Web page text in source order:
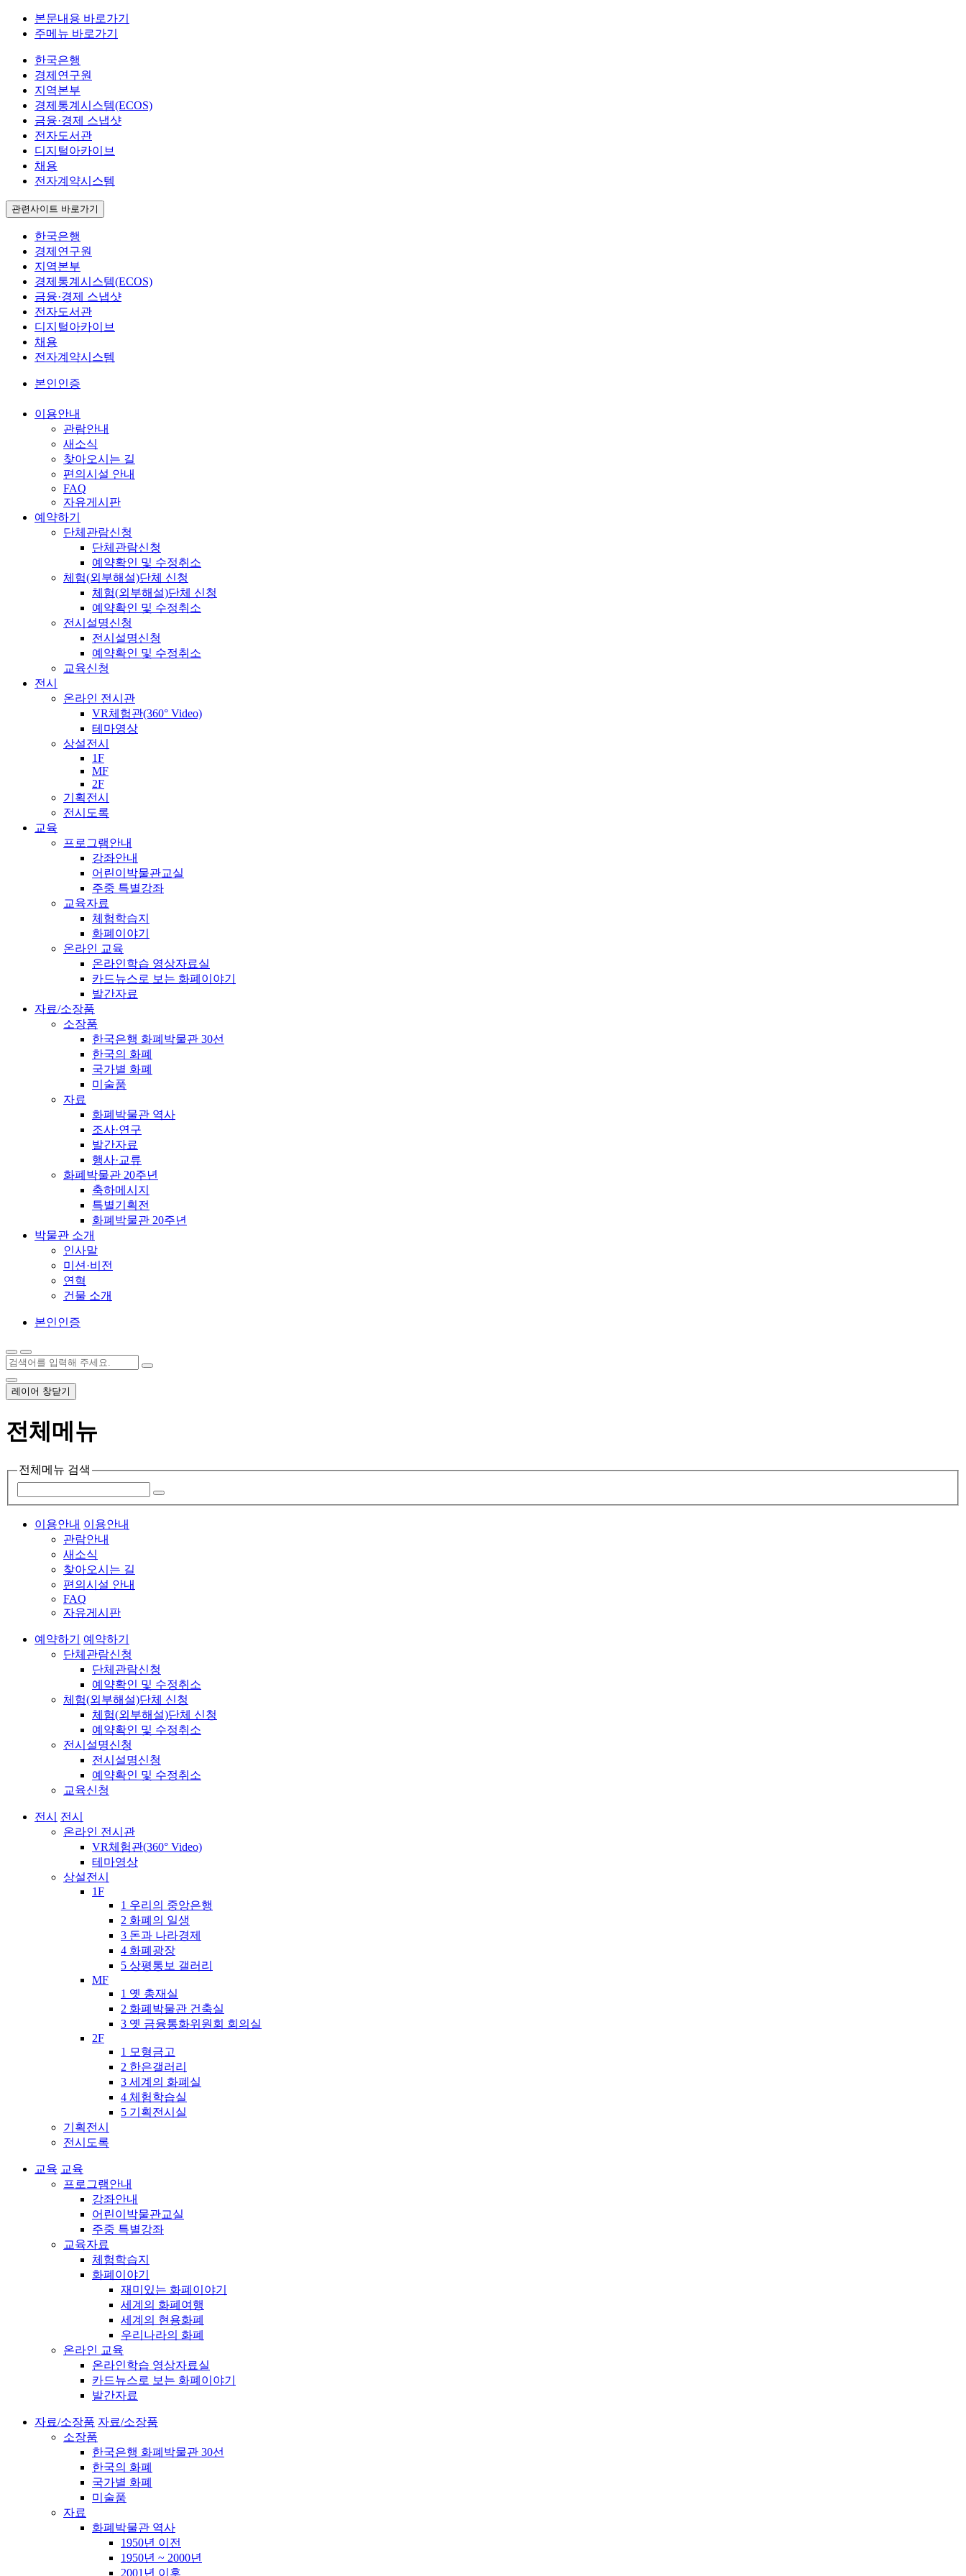
본문내용 바로가기
주메뉴 바로가기
한국은행
경제연구원
지역본부
경제통계시스템(ECOS)
금융·경제 스냅샷
전자도서관
디지털아카이브
채용
전자계약시스템
관련사이트 바로가기
한국은행
경제연구원
지역본부
경제통계시스템(ECOS)
금융·경제 스냅샷
전자도서관
디지털아카이브
채용
전자계약시스템
본인인증
이용안내
관람안내
새소식
찾아오시는 길
편의시설 안내
FAQ
자유게시판
예약하기
단체관람신청
단체관람신청
예약확인 및 수정취소
체험(외부해설)단체 신청
체험(외부해설)단체 신청
예약확인 및 수정취소
전시설명신청
전시설명신청
예약확인 및 수정취소
교육신청
전시
온라인 전시관
VR체험관(360° Video)
테마영상
상설전시
1F
MF
2F
기획전시
전시도록
교육
프로그램안내
강좌안내
어린이박물관교실
주중 특별강좌
교육자료
체험학습지
화폐이야기
온라인 교육
온라인학습 영상자료실
카드뉴스로 보는 화폐이야기
발간자료
자료/소장품
소장품
한국은행 화폐박물관 30선
한국의 화폐
국가별 화폐
미술품
자료
화폐박물관 역사
조사·연구
발간자료
행사·교류
화폐박물관 20주년
축하메시지
특별기획전
화폐박물관 20주년
박물관 소개
인사말
미션·비전
연혁
건물 소개
본인인증
레이어 창닫기
전체메뉴
전체메뉴 검색
이용안내 이용안내
관람안내
새소식
찾아오시는 길
편의시설 안내
FAQ
자유게시판
예약하기
예약하기
단체관람신청
단체관람신청
예약확인 및 수정취소
체험(외부해설)단체 신청
체험(외부해설)단체 신청
예약확인 및 수정취소
전시설명신청
전시설명신청
예약확인 및 수정취소
교육신청
전시
전시
온라인 전시관
VR체험관(360° Video)
테마영상
상설전시
1F
1 우리의 중앙은행
2 화폐의 일생
3 돈과 나라경제
4 화폐광장
5 상평통보 갤러리
MF
1 옛 총재실
2 화폐박물관 건축실
3 옛 금융통화위원회 회의실
2F
1 모형금고
2 한은갤러리
3 세계의 화폐실
4 체험학습실
5 기획전시실
기획전시
전시도록
교육 교육
프로그램안내
강좌안내
어린이박물관교실
주중 특별강좌
교육자료
체험학습지
화폐이야기
재미있는 화폐이야기
세계의 화폐여행
세계의 현용화폐
우리나라의 화폐
온라인 교육
온라인학습 영상자료실
카드뉴스로 보는 화폐이야기
발간자료
자료/소장품 자료/소장품
소장품
한국은행 화폐박물관 30선
한국의 화폐
국가별 화폐
미술품
자료
화폐박물관 역사
1950년 이전
1950년 ~ 2000년
2001년 이후